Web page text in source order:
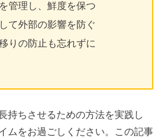
管理し、鮮度を保つ
て外部の影響を防ぐ
りの防止も忘れずに
持ちさせるための方法を実践し
ムをお過ごしください。この記事